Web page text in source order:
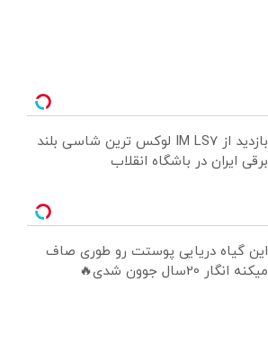
بازدید از IM LS7 لوکس ترین شاسی بلند
برقی ایران در باشگاه انقلاب
این گیاه دریایی پوستت رو طوری صاف
میکنه انگار 20سال جوون شدی🔥